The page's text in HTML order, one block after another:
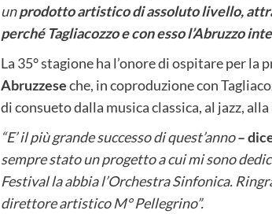
unprodotto artistico di assoluto livello,
perché Tagliacozzo e con esso l’Abruzzo
La 35° stagione ha l’onore di ospitare per
Abruzzeseche, in coproduzione con
di consueto dalla musica classica, al jazz,
“E’ il più grande successo di quest’anno–
sempre stato un progetto a cui mi sono
Festival la abbia l’Orchestra Sinfonica.
direttore artistico M° Pellegrino”.